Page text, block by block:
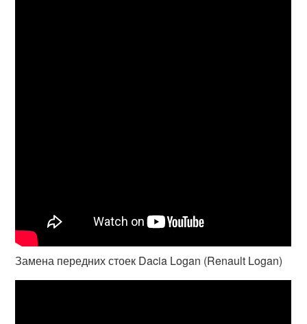
Замена передних стоек Dacia Logan (Renault Logan)